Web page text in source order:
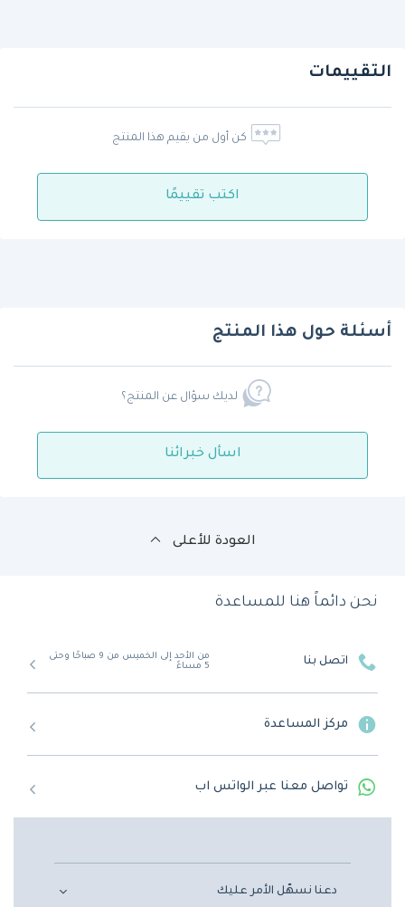
التقييمات
كن أول من يقيم هذا المنتج
اكتب تقييمًا
أسئلة حول هذا المنتج
لديك سؤال عن المنتج؟
اسأل خبرائنا
العودة للأعلى
نحن دائماً هنا للمساعدة
اتصل بنا
من الأحد إلى الخميس من 9 صباحًا وحتى
5 مساءً
مركز المساعدة
تواصل معنا عبر الواتس اب
دعنا نسهّل الأمر عليك